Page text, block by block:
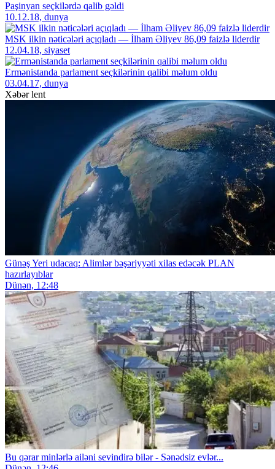
Paşinyan seçkilərdə qalib gəldi
10.12.18, dunya
MSK ilkin nəticələri açıqladı — İlham Əliyev 86,09 faizlə liderdir
12.04.18, siyaset
Ermənistanda parlament seçkilərinin qalibi məlum oldu
03.04.17, dunya
Xəbər lent
Günəş Yeri udacaq: Alimlər bəşəriyyəti xilas edəcək PLAN
hazırlayıblar
Dünən, 12:48
Bu qərar minlərlə ailəni sevindirə bilər - Sənədsiz evlər...